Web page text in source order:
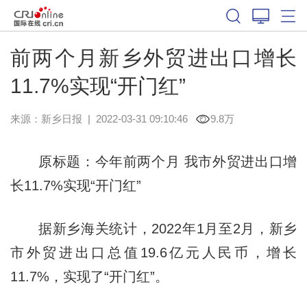
前两个月新乡外贸进出口增长
11.7%实现“开门红”
来源： 新乡日报 | 2022-03-31 09:10:46 9.8万
原标题：今年前两个月 我市外贸进出口增
长11.7%实现“开门红”
据新乡海关统计，2022年1月至2月，新乡
市外贸进出口总值19.6亿元人民币，增长
11.7%，实现了“开门红”。